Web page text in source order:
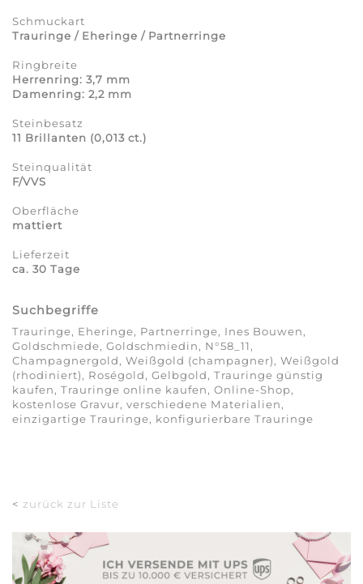
Schmuckart
Trauringe / Eheringe / Partnerringe
Ringbreite
Herrenring: 3,7 mm
Damenring: 2,2 mm
Steinbesatz
11 Brillanten (0,013 ct.)
Steinqualität
F/VVS
Oberfläche
mattiert
Lieferzeit
ca. 30 Tage
Suchbegriffe
Trauringe, Eheringe, Partnerringe, Ines Bouwen,
Goldschmiede, Goldschmiedin, N°58_11,
Champagnergold, Weißgold (champagner), Weißgold
(rhodiniert), Roségold, Gelbgold, Trauringe günstig
kaufen, Trauringe online kaufen, Online-Shop,
kostenlose Gravur, verschiedene Materialien,
einzigartige Trauringe, konfigurierbare Trauringe
< zurück zur Liste